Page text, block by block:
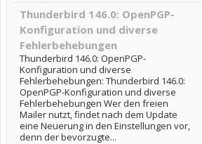
Thunderbird 146.0: OpenPGP-
Konfiguration und diverse
Fehlerbehebungen
Thunderbird 146.0: OpenPGP-
Konfiguration und diverse
Fehlerbehebungen: Thunderbird 146.0:
OpenPGP-Konfiguration und diverse
Fehlerbehebungen Wer den freien
Mailer nutzt, findet nach dem Update
eine Neuerung in den Einstellungen vor,
denn der bevorzugte...